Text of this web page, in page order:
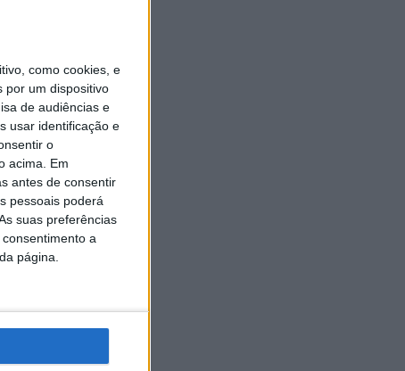
como cookies, e
por um dispositivo
de audiências e
usar identificação e
o
acima. Em
antes de consentir
pessoais poderá
suas preferências
a
página.